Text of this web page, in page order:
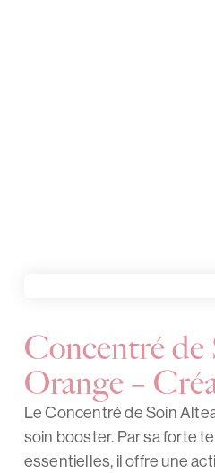
Concentré de
Orange –
Le Concentré de Soin
soin booster. Par sa forte
essentielles, il offre une